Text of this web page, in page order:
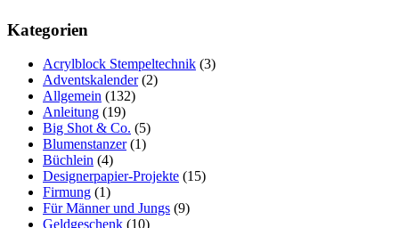
Kategorien
Acrylblock Stempeltechnik (3)
Adventskalender(2)
Allgemein (132)
Anleitung (19)
Big Shot & Co. (5)
Blumenstanzer(1)
Büchlein (4)
Designerpapier-Projekte (15)
Firmung (1)
Für Männer und Jungs (9)
Geldgeschenk (10)